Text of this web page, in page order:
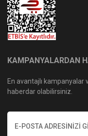
KAMPANYALARDAN
En avantajlı
haberdar olabilirsiniz.